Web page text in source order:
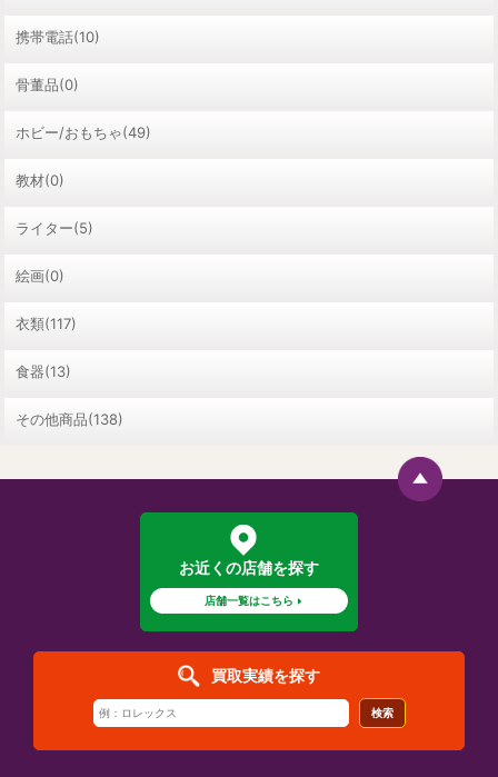
携帯電話(10)
骨董品(0)
ホビー/おもちゃ(49)
教材(0)
ライター(5)
絵画(0)
衣類(117)
食器(13)
その他商品(138)
お近くの店舗を探す
店舗一覧はこちら
買取実績を探す
検索